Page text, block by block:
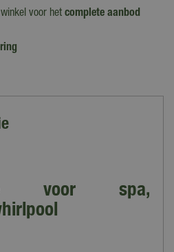
voor het complete aanbod
voor spa,